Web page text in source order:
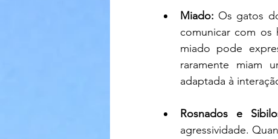
Miado: Os gatos
comunicar com os
miado pode
raramente miam
adaptada à
Rosnados e
agressividade.